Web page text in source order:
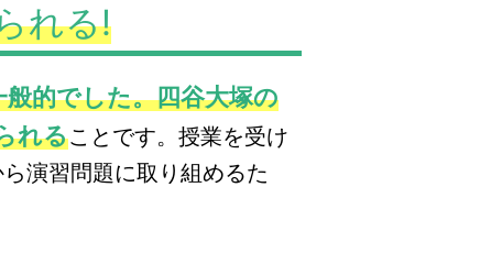
れる!
的でした。四谷大塚の
れることです。授業を受け
演習問題に取り組めるた